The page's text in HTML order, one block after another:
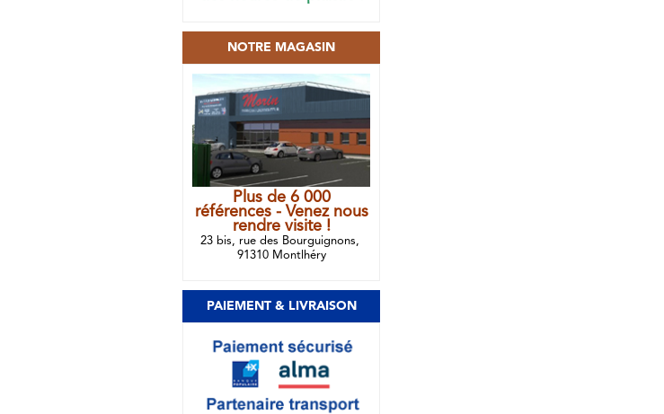
NOTRE MAGASIN
Plus de 6 000
références - Venez nous
rendre visite !
23 bis, rue des Bourguignons,
91310 Montlhéry
PAIEMENT & LIVRAISON